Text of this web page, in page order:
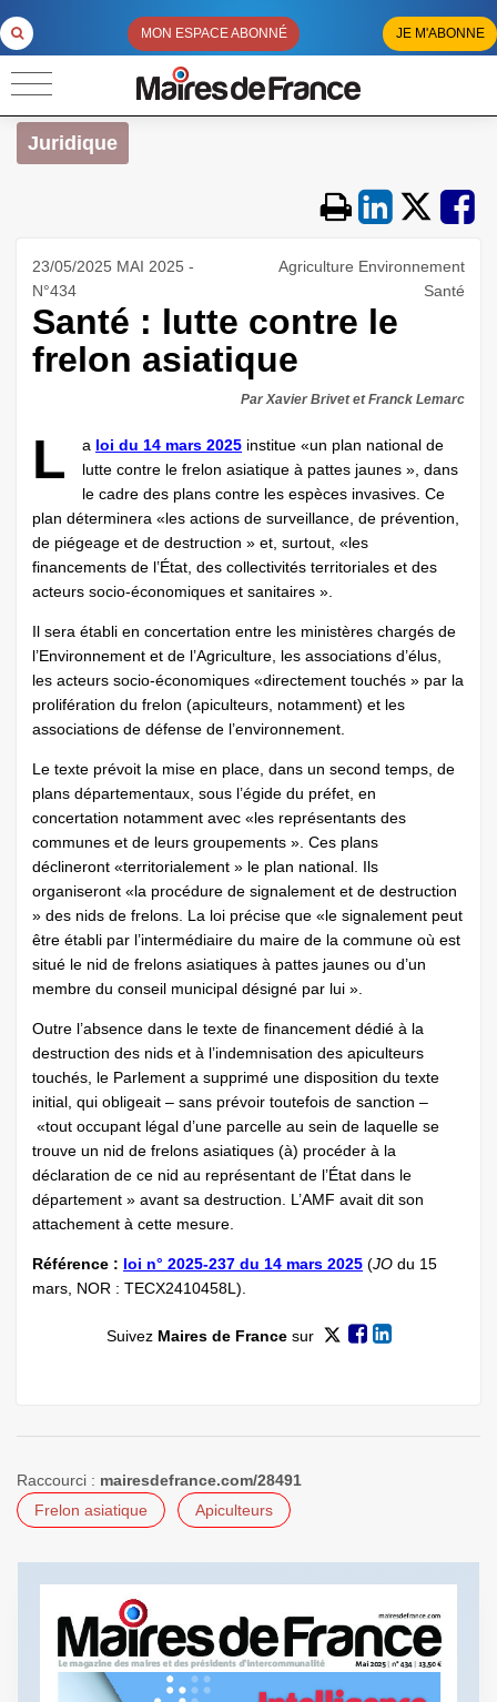
MON ESPACE ABONNÉ JE M'ABONNE
Juridique
23/05/2025 MAI 2025 -
N°434
Agriculture Environnement
Santé
Santé : lutte contre le
frelon asiatique
Par Xavier Brivet et Franck Lemarc
L a loi du 14 mars 2025 institue «un plan national de
lutte contre le frelon asiatique à pattes jaunes », dans
le cadre des plans contre les espèces invasives. Ce
plan déterminera «les actions de surveillance, de prévention,
de piégeage et de destruction » et, surtout, «les
financements de l’État, des collectivités territoriales et des
acteurs socio-économiques et sanitaires ».
Il sera établi en concertation entre les ministères chargés de
l’Environnement et de l’Agriculture, les associations d’élus,
les acteurs socio-économiques «directement touchés » par la
prolifération du frelon (apiculteurs, notamment) et les
associations de défense de l’environnement.
Le texte prévoit la mise en place, dans un second temps, de
plans départementaux, sous l’égide du préfet, en
concertation notamment avec «les représentants des
communes et de leurs groupements ». Ces plans
déclineront «territorialement » le plan national. Ils
organiseront «la procédure de signalement et de destruction
» des nids de frelons. La loi précise que «le signalement peut
être établi par l’intermédiaire du maire de la commune où est
situé le nid de frelons asiatiques à pattes jaunes ou d’un
membre du conseil municipal désigné par lui ».
Outre l’absence dans le texte de financement dédié à la
destruction des nids et à l’indemnisation des apiculteurs
touchés, le Parlement a supprimé une disposition du texte
initial, qui obligeait – sans prévoir toutefois de sanction –
«tout occupant légal d’une parcelle au sein de laquelle se
trouve un nid de frelons asiatiques (à) procéder à la
déclaration de ce nid au représentant de l’État dans le
département » avant sa destruction. L’AMF avait dit son
attachement à cette mesure.
Référence : loi n° 2025-237 du 14 mars 2025 (JO du 15
mars, NOR : TECX2410458L).
Suivez Maires de Francesur
Raccourci : mairesdefrance.com/28491
Frelon asiatique
Apiculteurs